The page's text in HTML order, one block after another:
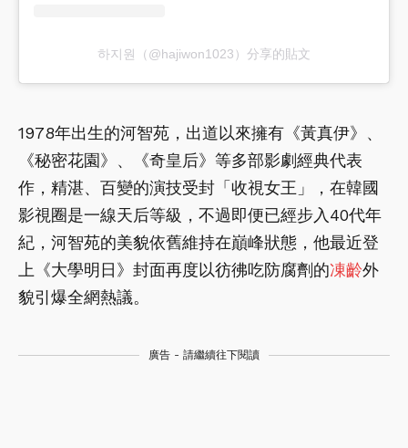
하지원（@hajiwon1023）分享的貼文
1978年出生的河智苑，出道以來擁有《黃真伊》、
《秘密花園》、《奇皇后》等多部影劇經典代表
作，精湛、百變的演技受封「收視女王」，在韓國
影視圈是一線天后等級，不過即便已經步入40代年
紀，河智苑的美貌依舊維持在巔峰狀態，他最近登
上《大學明日》封面再度以彷彿吃防腐劑的凍齡外
貌引爆全網熱議。
廣告 - 請繼續往下閱讀